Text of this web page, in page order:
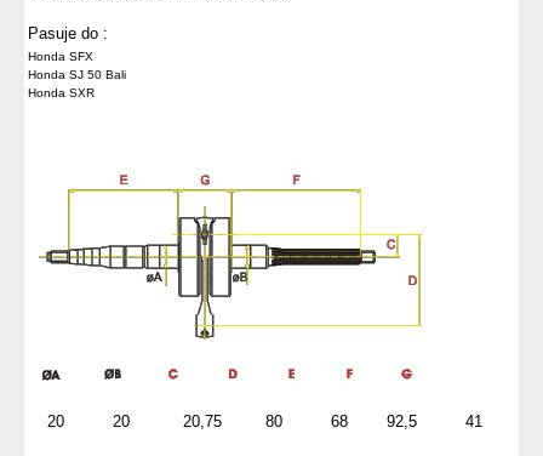
Pasuje do :
Honda SFX
Honda SJ 50 Bali
Honda SXR
20 20 20,75 80 68 92,5 41